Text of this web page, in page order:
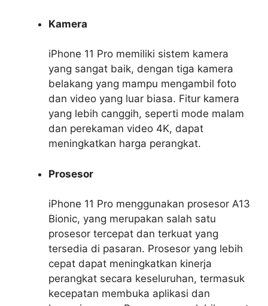
Kamera
iPhone 11 Pro memiliki sistem kamera
yang sangat baik, dengan tiga kamera
belakang yang mampu mengambil foto
dan video yang luar biasa. Fitur kamera
yang lebih canggih, seperti mode malam
dan perekaman video 4K, dapat
meningkatkan harga perangkat.
Prosesor
iPhone 11 Pro menggunakan prosesor A13
Bionic, yang merupakan salah satu
prosesor tercepat dan terkuat yang
tersedia di pasaran. Prosesor yang lebih
cepat dapat meningkatkan kinerja
perangkat secara keseluruhan, termasuk
kecepatan membuka aplikasi dan